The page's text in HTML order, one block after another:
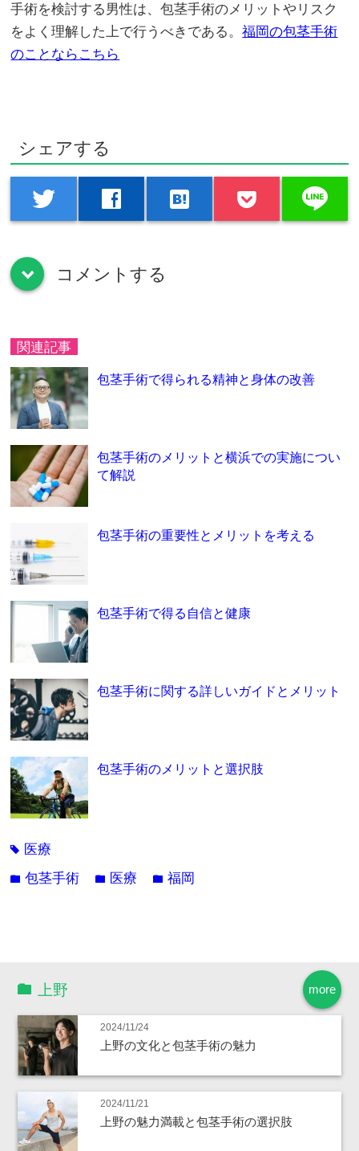
手術を検討する男性は、包茎手術のメリットやリスク
をよく理解した上で行うべきである。福岡の包茎手術
のことならこちら
シェアする
twitter facebook hatenabookmark line
down コメントする
関連記事
包茎手術で得られる精神と身体の改善
包茎手術のメリットと横浜での実施につい
て解説
包茎手術の重要性とメリットを考える
包茎手術で得る自信と健康
包茎手術に関する詳しいガイドとメリット
包茎手術のメリットと選択肢
tag 医療
folder包茎手術 folder 医療 folder福岡
more
上野
2024/11/24
上野の文化と包茎手術の魅力
2024/11/21
上野の魅力満載と包茎手術の選択肢